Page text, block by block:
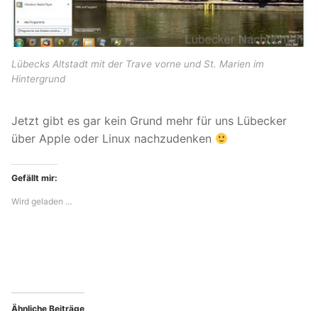
Lübecks Altstadt mit der Trave vorne und St. Marien im
Hintergrund
Jetzt gibt es gar kein Grund mehr für uns Lübecker
über Apple oder Linux nachzudenken
Gefällt mir:
Wird geladen …
Ähnliche Beiträge